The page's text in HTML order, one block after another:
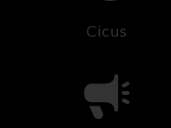
Cicus